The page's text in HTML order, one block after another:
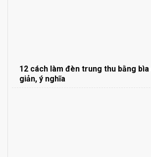
12 cách làm đèn trung thu bằng
giản, ý nghĩa